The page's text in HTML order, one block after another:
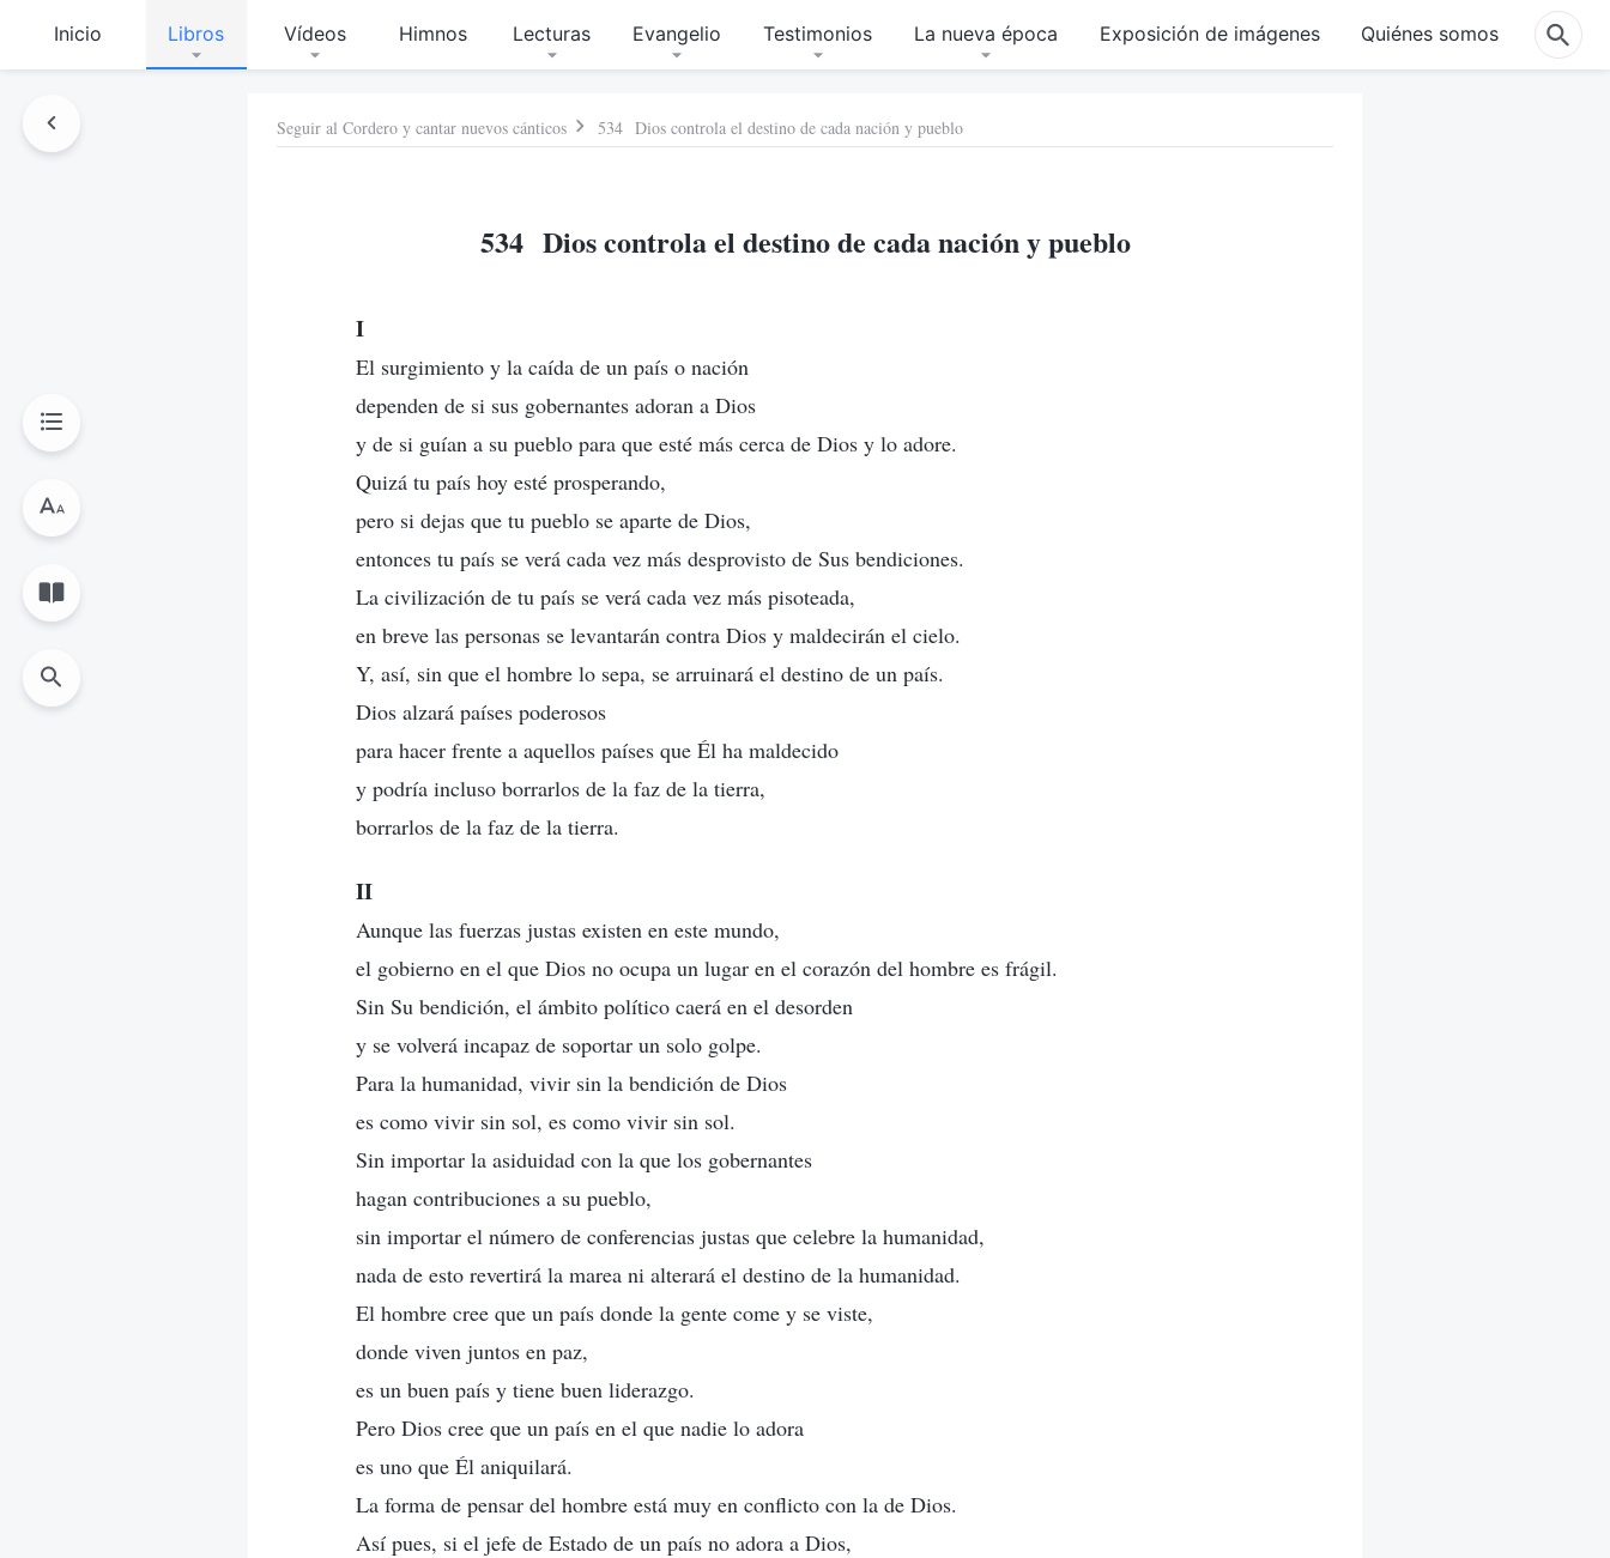
Inicio Libros Vídeos Himnos Lecturas Evangelio Testimonios La nueva época Exposición de imágenes Quiénes somos
Seguir al Cordero y cantar nuevos cánticos 534 Dios controla el destino de cada nación y pueblo
534 Dios controla el destino de cada nación y pueblo
I
El surgimiento y la caída de un país o nación
dependen de si sus gobernantes adoran a Dios
y de si guían a su pueblo para que esté más cerca de Dios y lo adore.
Quizá tu país hoy esté prosperando,
pero si dejas que tu pueblo se aparte de Dios,
entonces tu país se verá cada vez más desprovisto de Sus bendiciones.
La civilización de tu país se verá cada vez más pisoteada,
en breve las personas se levantarán contra Dios y maldecirán el cielo.
Y, así, sin que el hombre lo sepa, se arruinará el destino de un país.
Dios alzará países poderosos
para hacer frente a aquellos países que Él ha maldecido
y podría incluso borrarlos de la faz de la tierra,
borrarlos de la faz de la tierra.
II
Aunque las fuerzas justas existen en este mundo,
el gobierno en el que Dios no ocupa un lugar en el corazón del hombre es frágil.
Sin Su bendición, el ámbito político caerá en el desorden
y se volverá incapaz de soportar un solo golpe.
Para la humanidad, vivir sin la bendición de Dios
es como vivir sin sol, es como vivir sin sol.
Sin importar la asiduidad con la que los gobernantes
hagan contribuciones a su pueblo,
sin importar el número de conferencias justas que celebre la humanidad,
nada de esto revertirá la marea ni alterará el destino de la humanidad.
El hombre cree que un país donde la gente come y se viste,
donde viven juntos en paz,
es un buen país y tiene buen liderazgo.
Pero Dios cree que un país en el que nadie lo adora
es uno que Él aniquilará.
La forma de pensar del hombre está muy en conflicto con la de Dios.
Así pues, si el jefe de Estado de un país no adora a Dios,